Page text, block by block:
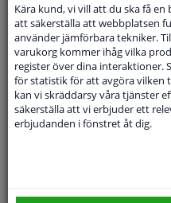
Regnsensor
Kära kund, vi vill att du ska få
att säkerställa att webbplatsen
använder jämförbara tekniker.
varukorg kommer ihåg vilka
register över dina interaktioner.
för statistik för att avgöra vilken
kan vi skräddarsy våra tjänster
säkerställa att vi erbjuder ett
erbjudanden i fönstret åt dig.